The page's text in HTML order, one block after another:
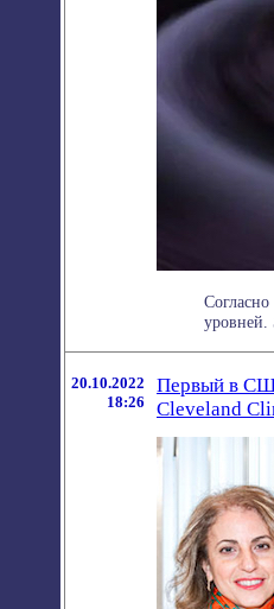
уровней.
20.10.2022
18:26
Первый в
Cleveland